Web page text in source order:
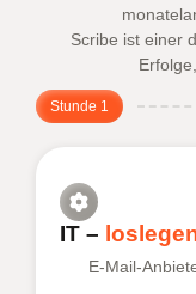
Scribe ist einer
Stunde 1
IT –
E-Mail-